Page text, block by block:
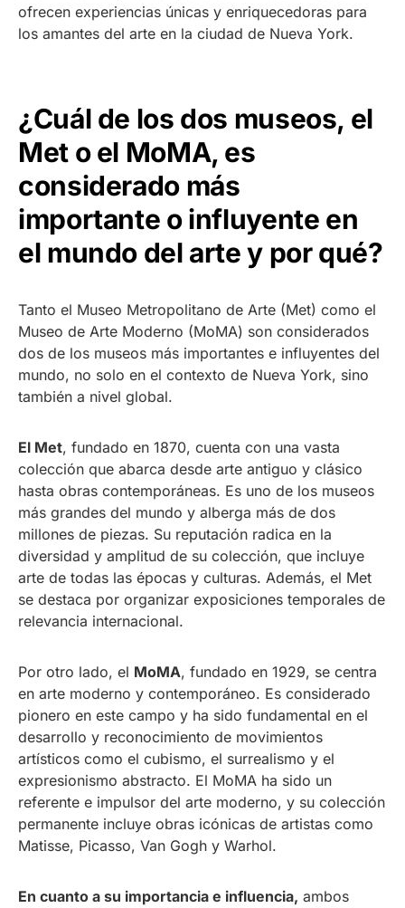
ofrecen experiencias únicas y enriquecedoras para
los amantes del arte en la ciudad de Nueva York.
¿Cuál de los dos museos, el
Met o el MoMA, es
considerado más
importante o influyente en
el mundo del arte y por qué?
Tanto el Museo Metropolitano de Arte (Met) como el
Museo de Arte Moderno (MoMA) son considerados
dos de los museos más importantes e influyentes del
mundo, no solo en el contexto de Nueva York, sino
también a nivel global.
El Met, fundado en 1870, cuenta con una vasta
colección que abarca desde arte antiguo y clásico
hasta obras contemporáneas. Es uno de los museos
más grandes del mundo y alberga más de dos
millones de piezas. Su reputación radica en la
diversidad y amplitud de su colección, que incluye
arte de todas las épocas y culturas. Además, el Met
se destaca por organizar exposiciones temporales de
relevancia internacional.
Por otro lado, el MoMA, fundado en 1929, se centra
en arte moderno y contemporáneo. Es considerado
pionero en este campo y ha sido fundamental en el
desarrollo y reconocimiento de movimientos
artísticos como el cubismo, el surrealismo y el
expresionismo abstracto. El MoMA ha sido un
referente e impulsor del arte moderno, y su colección
permanente incluye obras icónicas de artistas como
Matisse, Picasso, Van Gogh y Warhol.
En cuanto a su importancia e influencia, ambos